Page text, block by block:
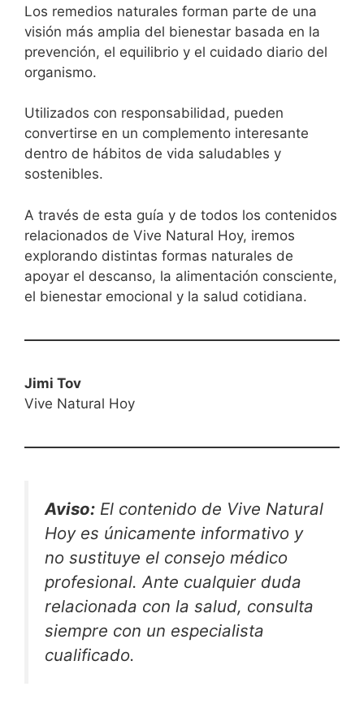
Los remedios naturales forman parte de una
visión más amplia del bienestar basada en la
prevención, el equilibrio y el cuidado diario del
organismo.
Utilizados con responsabilidad, pueden
convertirse en un complemento interesante
dentro de hábitos de vida saludables y
sostenibles.
A través de esta guía y de todos los contenidos
relacionados de Vive Natural Hoy, iremos
explorando distintas formas naturales de
apoyar el descanso, la alimentación consciente,
el bienestar emocional y la salud cotidiana.
Jimi Tov
Vive Natural Hoy
Aviso: El contenido de Vive Natural
Hoy es únicamente informativo y
no sustituye el consejo médico
profesional. Ante cualquier duda
relacionada con la salud, consulta
siempre con un especialista
cualificado.